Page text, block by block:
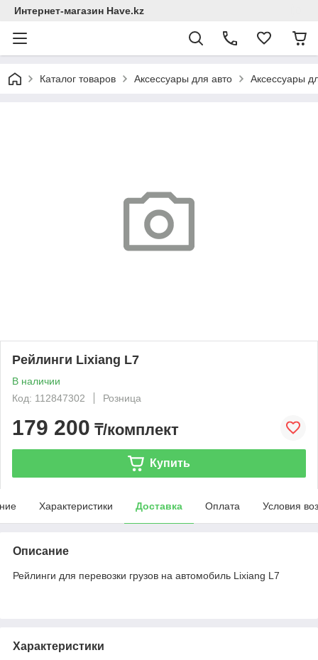
Интернет-магазин Have.kz
Каталог товаров Аксессуары для авто Аксессуары
Рейлинги Lixiang L7
В наличии
Код: 112847302
Розница
179 200 ₸/комплект
Купить
Характеристики Доставка Оплата Условия
Описание
Рейлинги для перевозки грузов на автомобиль Lixiang L7
Характеристики